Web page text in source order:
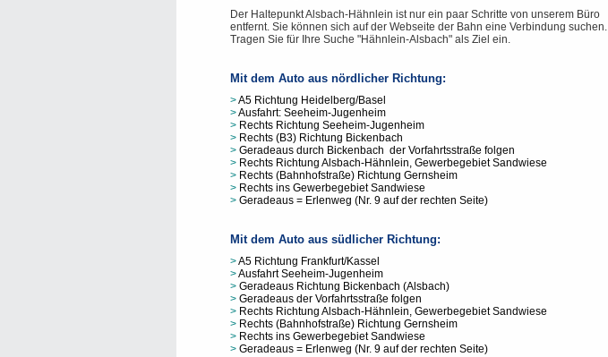
Der Haltepunkt Alsbach-Hähnlein ist nur ein paar Schritte von unserem Büro
entfernt. Sie können sich auf der Webseite der Bahn eine Verbindung suchen.
Tragen Sie für Ihre Suche "Hähnlein-Alsbach" als Ziel ein.
Mit dem Auto aus nördlicher Richtung:
>A5 Richtung Heidelberg/Basel
>Ausfahrt: Seeheim-Jugenheim
> Rechts Richtung Seeheim-Jugenheim
> Rechts (B3) Richtung Bickenbach
> Geradeaus durch Bickenbach der Vorfahrtsstraße folgen
> Rechts Richtung Alsbach-Hähnlein, Gewerbegebiet Sandwiese
> Rechts (Bahnhofstraße) Richtung Gernsheim
> Rechts ins Gewerbegebiet Sandwiese
> Geradeaus = Erlenweg (Nr. 9 auf der rechten Seite)
Mit dem Auto aus südlicher Richtung:
>A5 Richtung Frankfurt/Kassel
>Ausfahrt Seeheim-Jugenheim
> Geradeaus Richtung Bickenbach (Alsbach)
> Geradeaus der Vorfahrtsstraße folgen
> Rechts Richtung Alsbach-Hähnlein, Gewerbegebiet Sandwiese
> Rechts (Bahnhofstraße) Richtung Gernsheim
> Rechts ins Gewerbegebiet Sandwiese
> Geradeaus = Erlenweg (Nr. 9 auf der rechten Seite)